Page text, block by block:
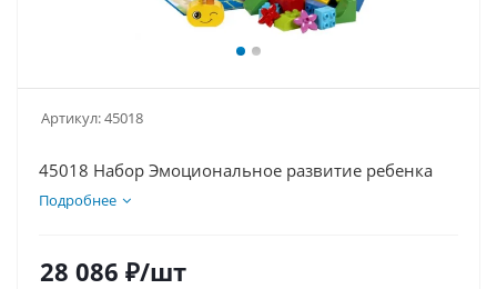
Артикул:45018
45018 Набор Эмоциональное развитие ребенка
Подробнее
28 086 ₽/шт